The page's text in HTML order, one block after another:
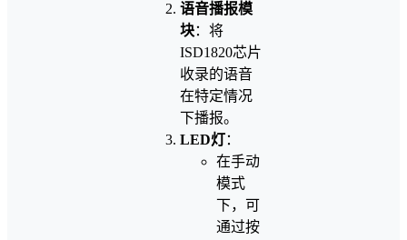
语音播报模
块：将
ISD1820芯片
收录的语音
在特定情况
下播报。
LED灯：
在手动
模式
下，可
通过按